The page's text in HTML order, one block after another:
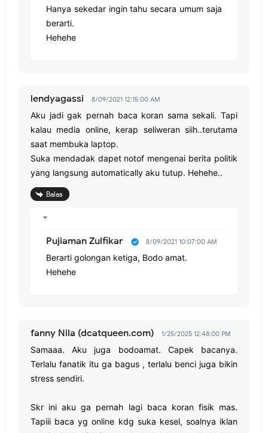
Hanya sekedar ingin tahu secara umum saja
berarti.
Hehehe
lendyagassi 8/09/2021 12:15:00 AM
Aku jadi gak pernah baca koran sama sekali. Tapi
kalau media online, kerap seliweran siih..terutama
saat membuka laptop.
Suka mendadak dapet notof mengenai berita politik
yang langsung automatically aku tutup. Hehehe..
Balas
Pujiaman Zulfikar 8/09/2021 10:07:00 AM
Berarti golongan ketiga, Bodo amat.
Hehehe
fanny Nila (dcatqueen.com) 1/25/2025 12:48:00 PM
Samaaa. Aku juga bodoamat. Capek bacanya.
Terlalu fanatik itu ga bagus , terlalu benci juga bikin
stress sendiri.
Skr ini aku ga pernah lagi baca koran fisik mas.
Tapiii baca yg online kdg suka kesel, soalnya iklan